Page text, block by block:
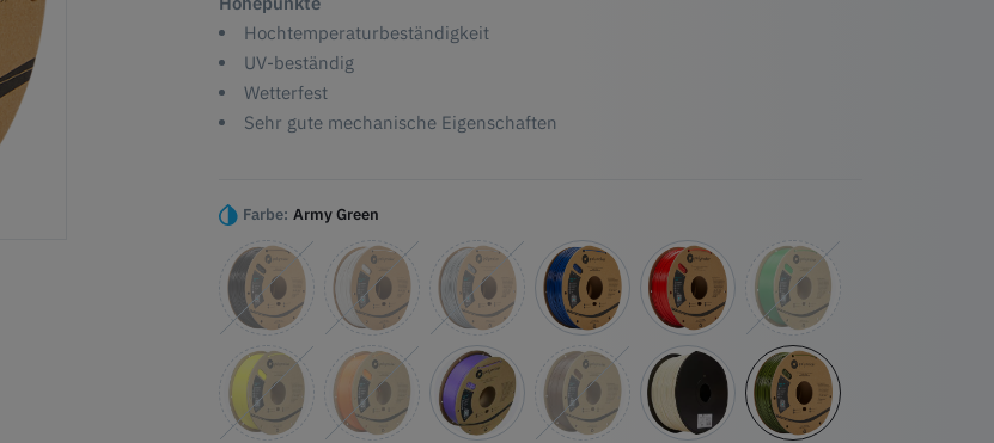
Hochtemperaturbeständigkeit
UV-beständig
Wetterfest
Sehr gute mechanische Eigenschaften
Farbe: Army Green